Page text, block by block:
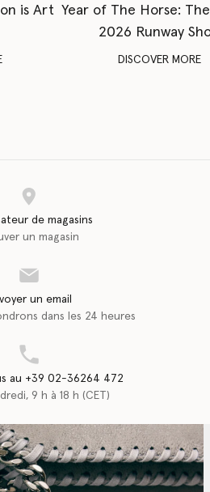
is Art Year of The Horse:
2026 Runway
DISCOVER MORE
de magasins
un magasin
un email
dans les 24 heures
au +39 02-36264 472
9 h à 18 h (CET)